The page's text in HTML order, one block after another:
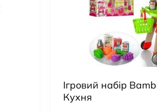
Ігровий набір
Кухня